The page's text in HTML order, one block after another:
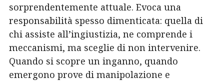
sorprendentemente attuale. Evoca una
responsabilità spesso dimenticata: quella di
chi assiste all’ingiustizia, ne comprende i
meccanismi, ma sceglie di non intervenire.
Quando si scopre un inganno, quando
emergono prove di manipolazione e